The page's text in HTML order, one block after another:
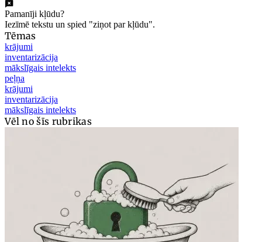
Pamanīji kļūdu?
Iezīmē tekstu un spied "ziņot par kļūdu".
Tēmas
krājumi
inventarizācija
mākslīgais intelekts
peļņa
krājumi
inventarizācija
mākslīgais intelekts
Vēl no šīs rubrikas